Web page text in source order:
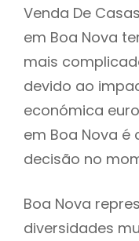
Venda De
em Boa Nova
mais
devido ao
económica
em Boa Nova
decisão no
Boa Nova
diversidades